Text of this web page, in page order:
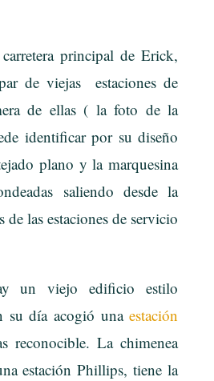
principal de Erick,
de viejas estaciones de
de ellas ( la foto de la
identificar por su diseño
plano y la marquesina
saliendo desde la
las estaciones de servicio
un viejo edificio estilo
su día acogió unaestación
reconocible. La chimenea
estación Phillips, tiene la